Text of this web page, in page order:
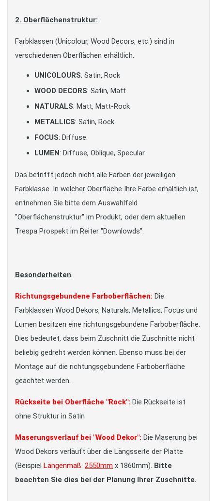
2. Oberflächenstruktur:
Farbklassen (Unicolour, Wood Decors, etc.) sind in
verschiedenen Oberflächen erhältlich.
UNICOLOURS: Satin, Rock
WOOD DECORS: Satin, Matt
NATURALS: Matt, Matt-Rock
METALLICS: Satin, Rock
FOCUS: Diffuse
LUMEN: Diffuse, Oblique, Specular
Das betrifft jedoch nicht alle Farben der jeweiligen
Farbklasse. In welcher Oberfläche Ihre Farbe erhältlich ist,
entnehmen Sie bitte dem Auswahlfeld
"Oberflächenstruktur" im Produkt, oder dem aktuellen
Trespa Prospekt im Reiter "Downlowds".
Besonderheiten
Richtungsgebundene Farboberflächen: Die
Farbklassen Wood Dekors, Naturals, Metallics, Focus und
Lumen besitzen eine richtungsgebundene Farboberfläche.
Dies bedeutet, dass beim Zuschnitt die Zuschnitte nicht
beliebig gedreht werden können. Ebenso muss bei der
Montage auf die richtungsgebundene Farboberfläche
geachtet werden.
Rückseite bei Oberfläche "Rock": Die Rückseite ist
ohne Struktur in Satin
Maserungsverlauf bei "Wood Dekor": Die Maserung bei
Wood Dekors verläuft über die Längsseite der Platte
(Beispiel Längenmaß: 2550mm x 1860mm). Bitte
beachten Sie dies bei der Planung Ihrer Zuschnitte.